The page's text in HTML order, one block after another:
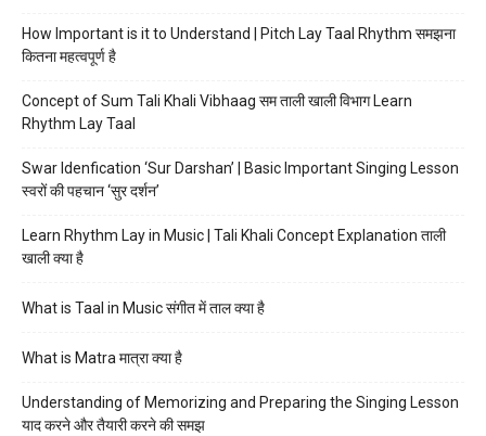
How Important is it to Understand | Pitch Lay Taal Rhythm समझना
कितना महत्वपूर्ण है
Concept of Sum Tali Khali Vibhaag सम ताली खाली विभाग Learn
Rhythm Lay Taal
Swar Idenfication ‘Sur Darshan’ | Basic Important Singing Lesson
स्वरों की पहचान ‘सुर दर्शन’
Learn Rhythm Lay in Music | Tali Khali Concept Explanation ताली
खाली क्या है
What is Taal in Music संगीत में ताल क्या है
What is Matra मात्रा क्या है
Understanding of Memorizing and Preparing the Singing Lesson
याद करने और तैयारी करने की समझ